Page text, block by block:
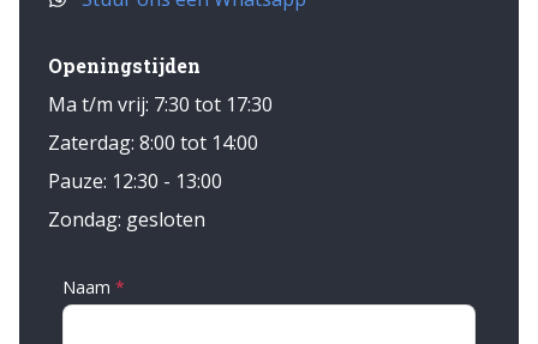
Openingstijden
Ma t/m vrij: 7:30 tot 17:30
Zaterdag: 8:00 tot 14:00
Pauze: 12:30 - 13:00
Zondag: gesloten
Naam